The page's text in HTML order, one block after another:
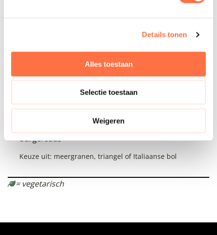
Details tonen
Alles toestaan
Selectie toestaan
Weigeren
6.5
Kaas of ham en kaas
LUCKY’S CLASSIC BURGER `16
Brioche | 100% rundvlees | cheddar |
burgersaus
Keuze uit: meergranen, triangel of Italiaanse bol
= vegetarisch